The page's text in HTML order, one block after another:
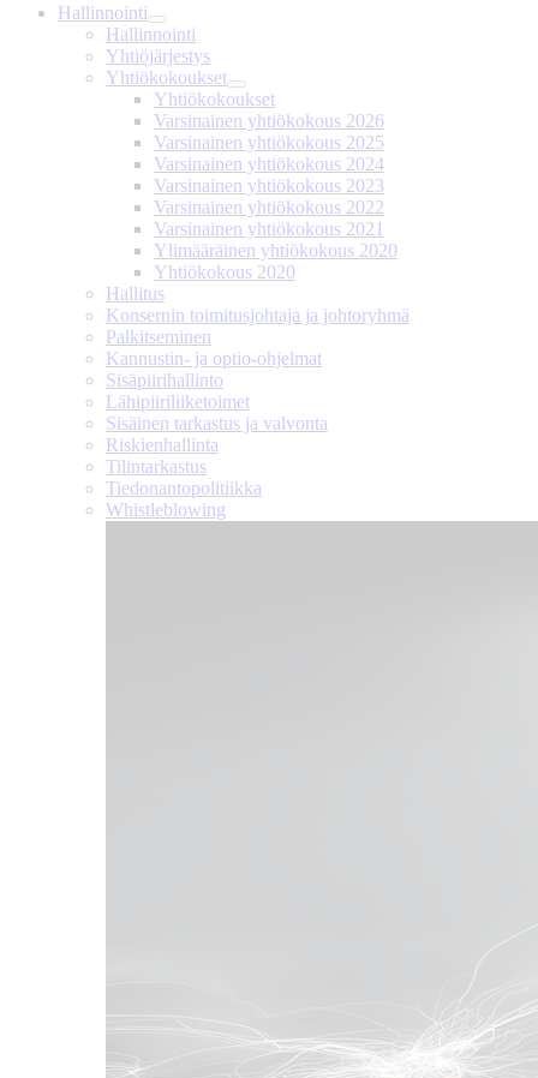
Hallinnointi
Hallinnointi
Yhtiöjärjestys
Yhtiökokoukset
Yhtiökokoukset
Varsinainen yhtiökokous 2026
Varsinainen yhtiökokous 2025
Varsinainen yhtiökokous 2024
Varsinainen yhtiökokous 2023
Varsinainen yhtiökokous 2022
Varsinainen yhtiökokous 2021
Ylimääräinen yhtiökokous 2020
Yhtiökokous 2020
Hallitus
Konsernin toimitusjohtaja ja johtoryhmä
Palkitseminen
Kannustin- ja optio-ohjelmat
Sisäpiirihallinto
Lähipiiri­liiketoimet
Sisäinen tarkastus ja valvonta
Riskienhallinta
Tilintarkastus
Tiedonanto­politiikka
Whistleblowing